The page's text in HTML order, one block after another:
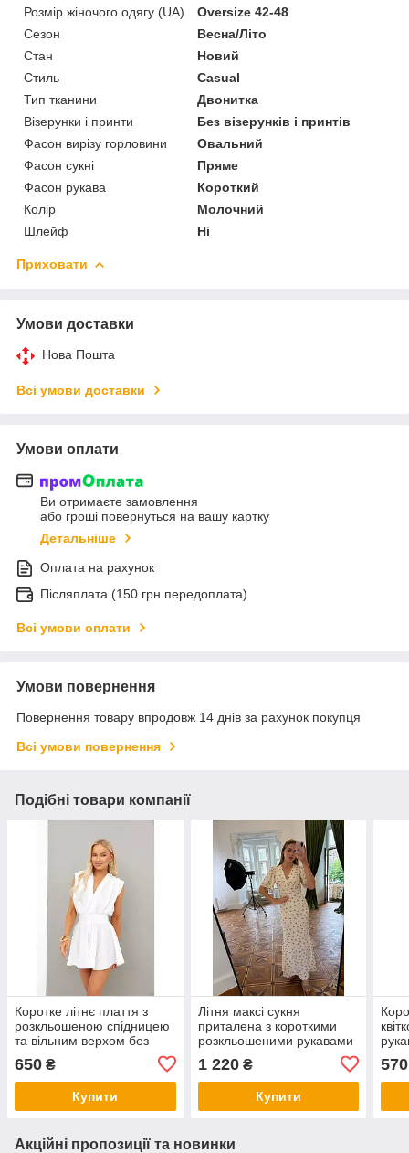
Розмір жіночого одягу (UA)
Oversize 42-48
Сезон
Весна/Літо
Стан
Новий
Стиль
Casual
Тип тканини
Двонитка
Візерунки і принти
Без візерунків і принтів
Фасон вирізу горловини
Овальний
Фасон сукні
Пряме
Фасон рукава
Короткий
Колір
Молочний
Шлейф
Ні
Приховати
Умови доставки
Нова Пошта
Всі умови доставки
Умови оплати
Ви отримаєте замовлення
або гроші повернуться на вашу картку
Детальніше
Оплата на рахунок
Післяплата (150 грн передоплата)
Всі умови оплати
Умови повернення
Повернення товару впродовж 14 днів за рахунок покупця
Всі умови повернення
Подібні товари компанії
Коротке літнє плаття з
розкльошеною спідницею
та вільним верхом без
31py5717
650 ₴
Купити
Літня максі сукня
приталена з короткими
розкльошеними рукавами
та виділеною грудьми (р.
42-48) 63py6285
1 220₴
Купити
570
Акційні пропозиції та новинки